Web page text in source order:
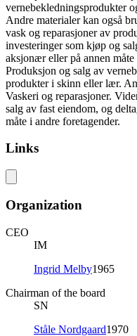
vernebekledningsprodukter
Andre materialer kan også
vask og reparasjoner av
investeringer som kjøp og
aksjonær eller på annen
Produksjon og salg av
produkter i skinn eller lær.
Vaskeri og reparasjoner.
salg av fast eiendom, og
måte i andre foretagender.
Links
Organization
CEO
IM
Ingrid Melby1965
Chairman of the board
SN
Ståle Nordgaard1970